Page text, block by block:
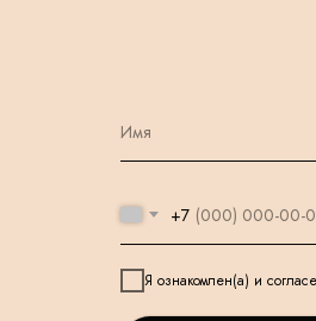
+7
Я ознакомлен(а) и